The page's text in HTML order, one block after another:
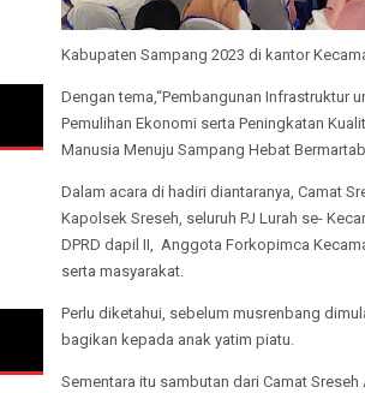
Kabupaten Sampang 2023 di kantor
Dengan tema,“Pembangunan Infrastruktur
Pemulihan Ekonomi serta Peningkatan
Manusia Menuju Sampang Hebat
Dalam acara di hadiri diantaranya, Camat
Kapolsek Sreseh, seluruh PJ Lurah se-
DPRD dapil II, Anggota Forkopimca
serta masyarakat.
Perlu diketahui, sebelum musrenbang
bagikan kepada anak yatim piatu.
Sementara itu sambutan dari Camat Sreseh